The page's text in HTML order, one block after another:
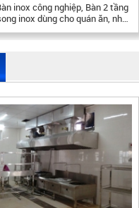
Mô tả Chậu rửa tay 2 hộc, chậu
tay 6 vòi, chậu rửa tay 3 vòi,
rửa tay 1 hộc, chậu rửa tay
hộc,chậu rửa thủy sản, châu 2
hộc 1 cánh, chậu rửa tay 4 vòi
inox 304, 201 dùng cho quán
nhà hàng, khách sạn, căn tin
ty, trường học của công ty
Bếp Việt Liên hệ: 0908 918 926